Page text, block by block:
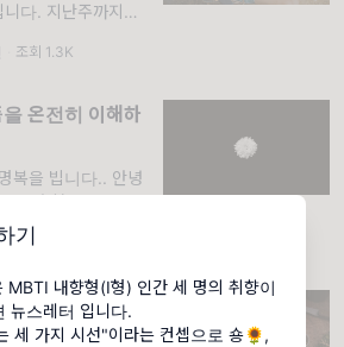
기
MBTI 내향형(I형) 인간 세 명의 취향이
뉴스레터 입니다.
세 가지 시선"이라는 컨셉으로 숑🌻,
다. 지난주까지만
데, 한 주 만에 비
조회 1.3K
온전히 이해하
복을 빕니다.. 안녕
년 첫 PRIIISM
니다. 새해 복 많이
항공 사고 희생자와
· 조회 595
살, 치마살, 꽃